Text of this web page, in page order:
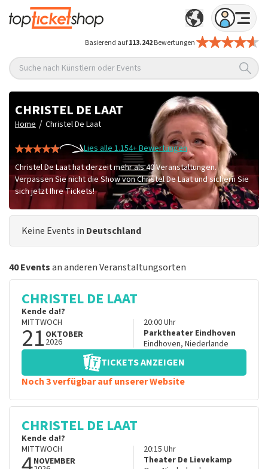
Basierend auf113.242Bewertungen
Suche nach Künstlern oder Events
CHRISTEL DE LAAT
Home / Christel De Laat
Lies alle 1.154+ Bewertungen
Christel De Laat hat derzeit mehr als 40 Veranstaltungen.
Verpassen Sie nicht die Show von Christel De Laat und sichern Sie
sich jetzt Ihre Tickets!
Keine Events in Deutschland
40 Eventsan anderen Veranstaltungsorten
CHRISTEL DE LAAT
Kende da!?
MITTWOCH
21 OKTOBER
2026
20:00Uhr
Parktheater Eindhoven
Eindhoven, Niederlande
TICKETS ANZEIGEN
Noch 3 verfügbar auf unserer Website
CHRISTEL DE LAAT
Kende da!?
MITTWOCH
NOVEMBER
20:15 Uhr
Theater De Lievekamp